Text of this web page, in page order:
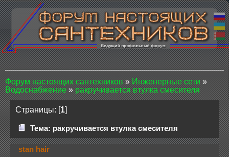
Форум настоящих сантехников»Инженерные сети»
Водоснабжение»ракручивается втулка смесителя
Страницы: [1]
Тема: ракручивается втулка смесителя
stan hair